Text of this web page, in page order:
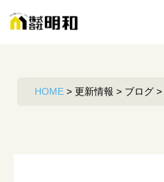
HOME > 更新情報 > ブログ >